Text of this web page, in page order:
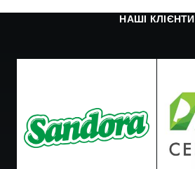
НАШІ КЛІЄНТИ